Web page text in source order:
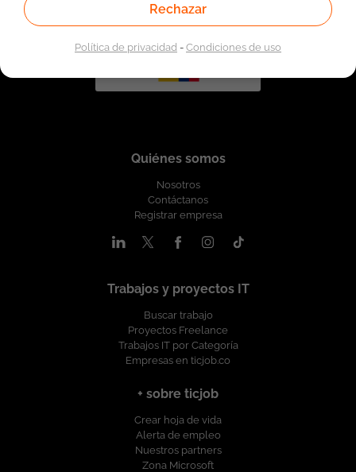
Quiénes somos
Nosotros
Contáctanos
Registrar empresa
Trabajos y proyectos IT
Buscar trabajo
Proyectos Freelance
Trabajos IT por Categoría
Empresas en ticjob.co
+ sobre ticjob
Crear hoja de vida
Alerta de empleo
Nuestros partners
Zona Microsoft
Rechazar
Política de privacidad -Condiciones de uso